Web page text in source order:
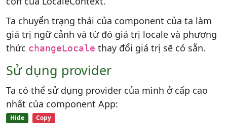
Ta chuyển trạng thái của component của ta làm
giá trị ngữ cảnh và từ đó giá trị locale và phương
thức changeLocale thay đổi giá trị sẽ có sẵn.
Sử dụng provider
Ta có thể sử dụng provider của mình ở cấp cao
nhất của component App:
Hide Copy